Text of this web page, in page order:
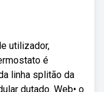
utilizador,
é
linha splitão da
dutado. Web• o